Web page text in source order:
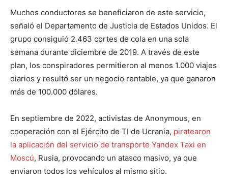
Muchos conductores se beneficiaron de este servicio,
señaló el Departamento de Justicia de Estados Unidos. El
grupo consiguió 2.463 cortes de cola en una sola
semana durante diciembre de 2019. A través de este
plan, los conspiradores permitieron al menos 1.000 viajes
diarios y resultó ser un negocio rentable, ya que ganaron
más de 100.000 dólares.
En septiembre de 2022, activistas de Anonymous, en
cooperación con el Ejército de TI de Ucrania, piratearon
la aplicación del servicio de transporte Yandex Taxi en
Moscú, Rusia, provocando un atasco masivo, ya que
enviaron todos los vehículos al mismo sitio.